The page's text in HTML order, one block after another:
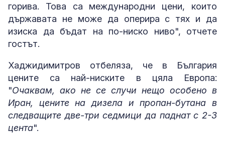
горива. Това са международни цени, които
държавата не може да оперира с тях и да
изиска да бъдат на по-ниско ниво", отчете
гостът.
Хаджидимитров отбеляза, че в България
цените са най-ниските в цяла Европа:
"Очаквам, ако не се случи нещо особено в
Иран, цените на дизела и пропан-бутана в
следващите две-три седмици да паднат с 2-3
цента".